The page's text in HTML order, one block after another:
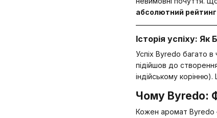
абсолютний
Історія успіху:
Успіх Byredo багато
підійшов до
індійському
Чому Byredo:
Кожен аромат Byredo